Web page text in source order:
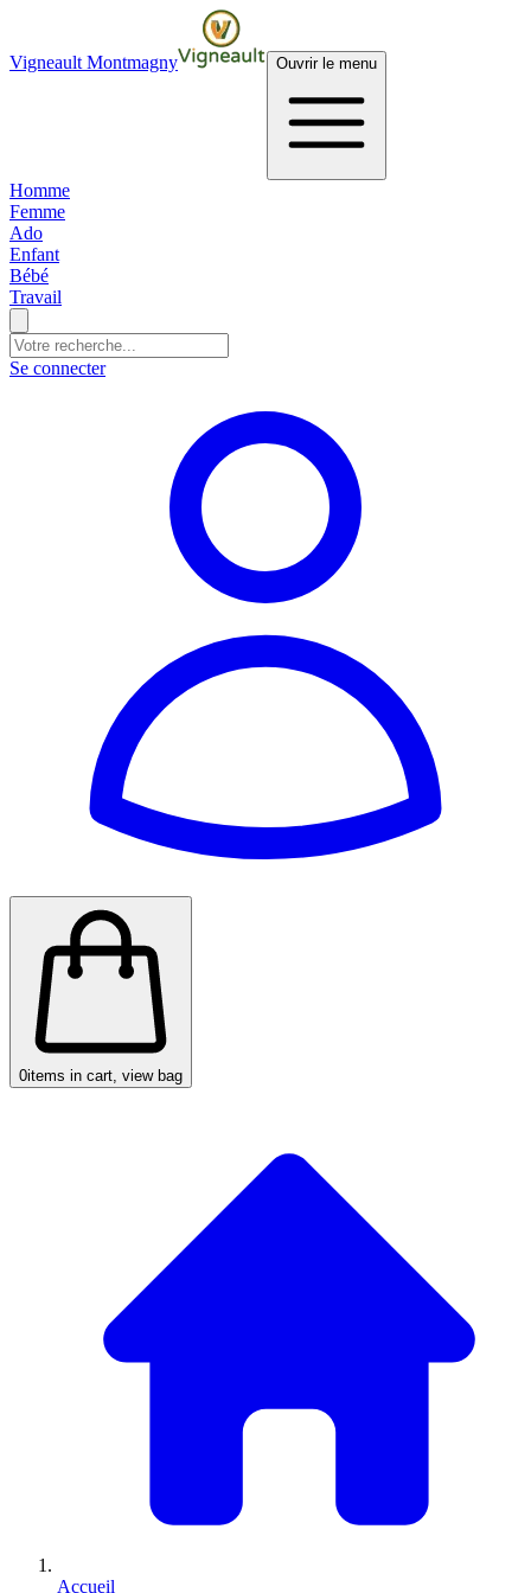
Vigneault Montmagny Ouvrir le menu
Homme
Femme
Ado
Enfant
Bébé
Travail
Se connecter
0items in cart, view bag
Accueil